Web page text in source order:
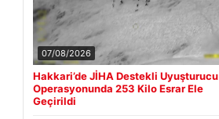
07/08/2026
Hakkari’de JİHA Destekli Uyuşturucu
Operasyonunda 253 Kilo Esrar Ele
Geçirildi